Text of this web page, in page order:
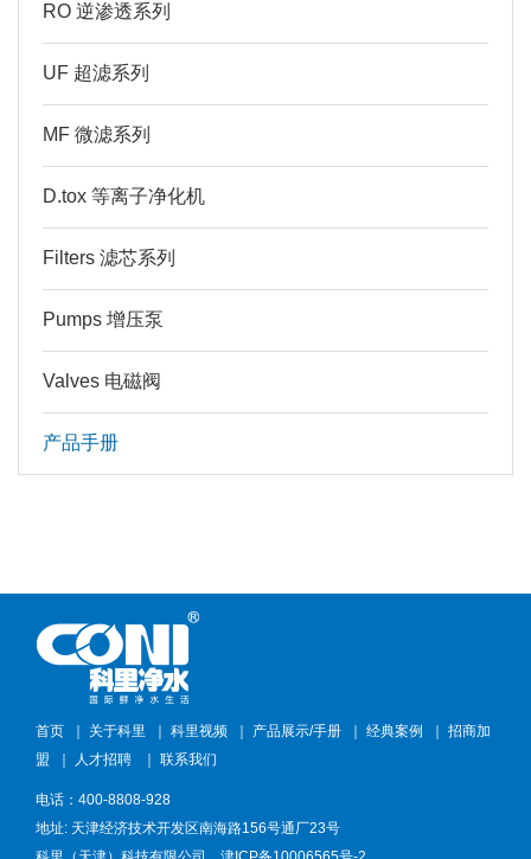
RO 逆渗透系列
UF 超滤系列
MF 微滤系列
D.tox 等离子净化机
Filters 滤芯系列
Pumps 增压泵
Valves 电磁阀
产品手册
首页 关于科里 科里视频 产品展示/手册 经典案例
招商加
盟
人才招聘 联系我们
电话：400-8808-928
地址: 天津经济技术开发区南海路156号通厂23号